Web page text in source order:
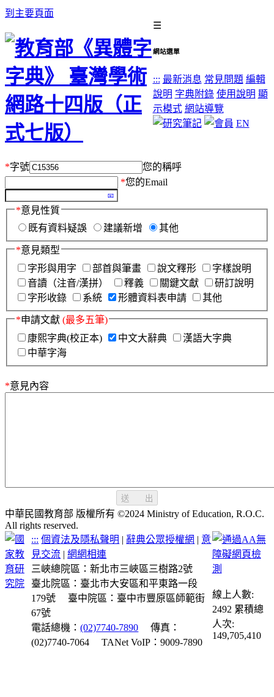
到主要頁面
☰
網站選單
::: 最新消息 常見問題 編輯
說明 字典附錄 使用說明 顯
示模式 網站導覽
EN
*字號
您的稱呼
*您的Email
*意見性質
既有資料疑誤
建議新增 其他
*意見類型
字形與用字
部首與筆畫 說文釋形
字樣說明
音讀（注音/漢拼）
釋義 關鍵文獻
研訂說明
字形收錄
系統 形體資料表申請 其他
*申請文獻 (最多五筆)
康熙字典(校正本)
中文大辭典
漢語大字典
中華字海
*意見內容
送 出
中華民國教育部 版權所有 ©2024 Ministry of Education, R.O.C.
All rights reserved.
::: 個資法及隱私聲明 | 辭典公眾授權網 | 意
見交流 |網網相連
三峽總院區：新北市三峽區三樹路2號
臺北院區：臺北市大安區和平東路一段
179號
臺中院區：臺中市豐原區師範街
67號
電話總機：(02)7740-7890
傳真：
(02)7740-7064
TANet VoIP：9009-7890
線上人數:
2492 累積總
人次:
149,705,410